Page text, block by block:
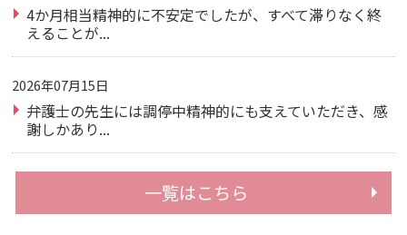
4か月相当精神的に不安定でしたが、すべて滞りなく終
えることが...
2026年07月15日
弁護士の先生には調停中精神的にも支えていただき、感
謝しかあり...
一覧はこちら